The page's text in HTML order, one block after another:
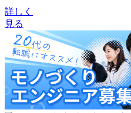
詳しく
見る